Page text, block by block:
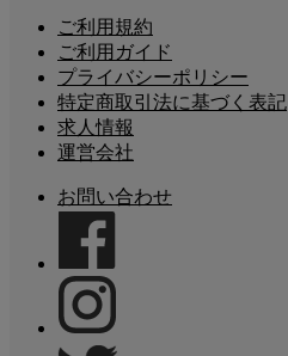
ご利用規約
ご利用ガイド
プライバシーポリシー
特定商取引法に基づく表記
求人情報
運営会社
お問い合わせ